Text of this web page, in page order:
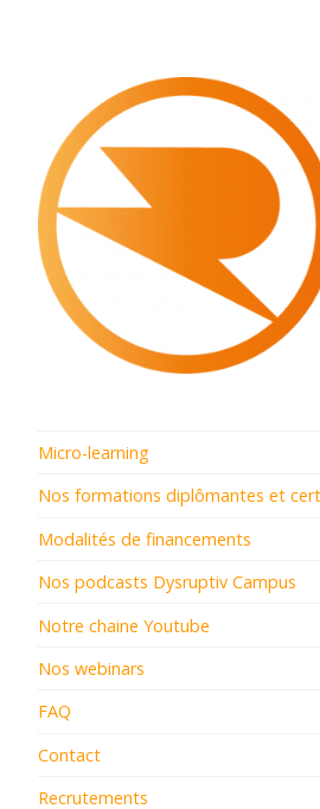
Micro-learning
Nos formations diplômantes et
Modalités de financements
Nos podcasts Dysruptiv Campus
Notre chaine Youtube
Nos webinars
FAQ
Contact
Recrutements